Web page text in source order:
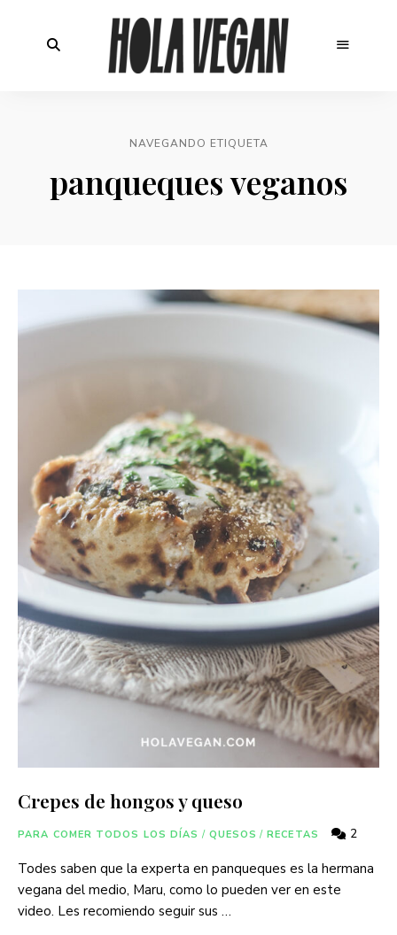
NAVEGANDO ETIQUETA
panqueques veganos
Crepes de hongos y queso
PARA COMER TODOS LOS DÍAS / QUESOS / RECETAS 2
Todes saben que la experta en panqueques es la hermana
vegana del medio, Maru, como lo pueden ver en este
video. Les recomiendo seguir sus …